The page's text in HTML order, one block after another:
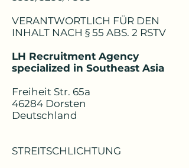
VERANTWORTLICH FÜR DEN
INHALT NACH § 55 ABS. 2 RSTV
LH Recruitment Agency
specialized in Southeast Asia
Freiheit Str. 65a
46284 Dorsten
Deutschland
STREITSCHLICHTUNG